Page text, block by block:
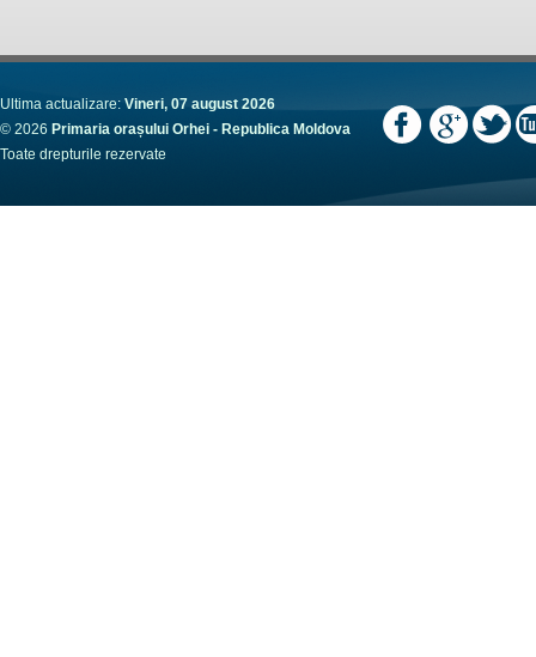
Ultima actualizare: Vineri, 07 august 2026
© 2026 Primaria orașului Orhei - Republica Moldova
Toate drepturile rezervate